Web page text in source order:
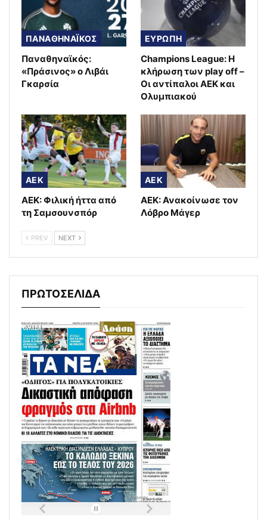
ΠΑΝΑΘΗΝΑΪΚΟΣ
Παναθηναϊκός:
«Πράσινος» ο Λιβάι
Γκαρσία
ΕΥΡΩΠΗ
Champions League: Η
κλήρωση των play off –
Οι αντίπαλοι ΑΕΚ και
Ολυμπιακού
AEK
ΑΕΚ: Φιλική ήττα από
τη Σαμσουνσπόρ
AEK
ΑΕΚ: Ανακοίνωσε τον
Λόβρο Μάγερ
PREV NEXT
ΠΡΩΤΟΣΕΛΙΔΑ